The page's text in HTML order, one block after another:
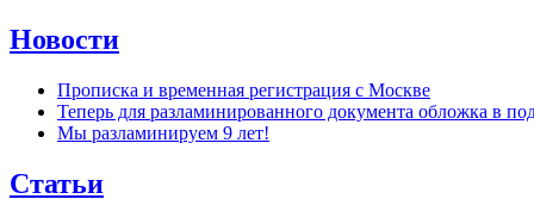
Новости
Прописка и временная регистрация с Москве
Теперь для разламинированного документа обложка в
Мы разламинируем 9 лет!
Статьи